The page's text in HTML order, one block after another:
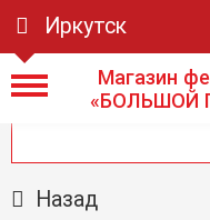
Иркутск
Магазин
«БОЛЬШОЙ
Назад